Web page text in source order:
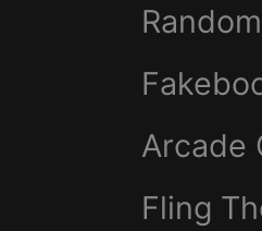
Arcade
Fling